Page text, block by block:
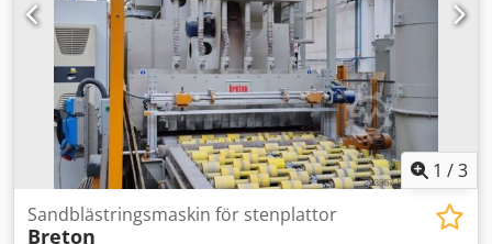
1 /3
Sandblästringsmaskin för stenplattor
Breton